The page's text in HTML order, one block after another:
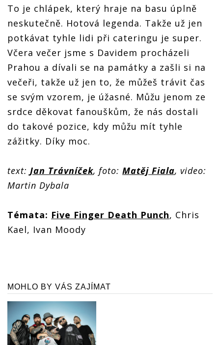
To je chlápek, který hraje na basu úplně
neskutečně. Hotová legenda. Takže už jen
potkávat tyhle lidi při cateringu je super.
Včera večer jsme s Davidem procházeli
Prahou a dívali se na památky a zašli si na
večeři, takže už jen to, že můžeš trávit čas
se svým vzorem, je úžasné. Můžu jenom ze
srdce děkovat fanouškům, že nás dostali
do takové pozice, kdy můžu mít tyhle
zážitky. Díky moc.
text: Jan Trávníček, foto: Matěj Fiala, video:
Martin Dybala
Témata: Five Finger Death Punch, Chris
Kael, Ivan Moody
MOHLO BY VÁS ZAJÍMAT